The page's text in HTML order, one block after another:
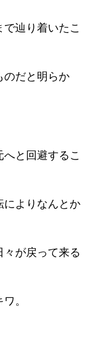
辿り着いたこ
のだと明らか
と回避するこ
によりなんとか
が戻って来る
。